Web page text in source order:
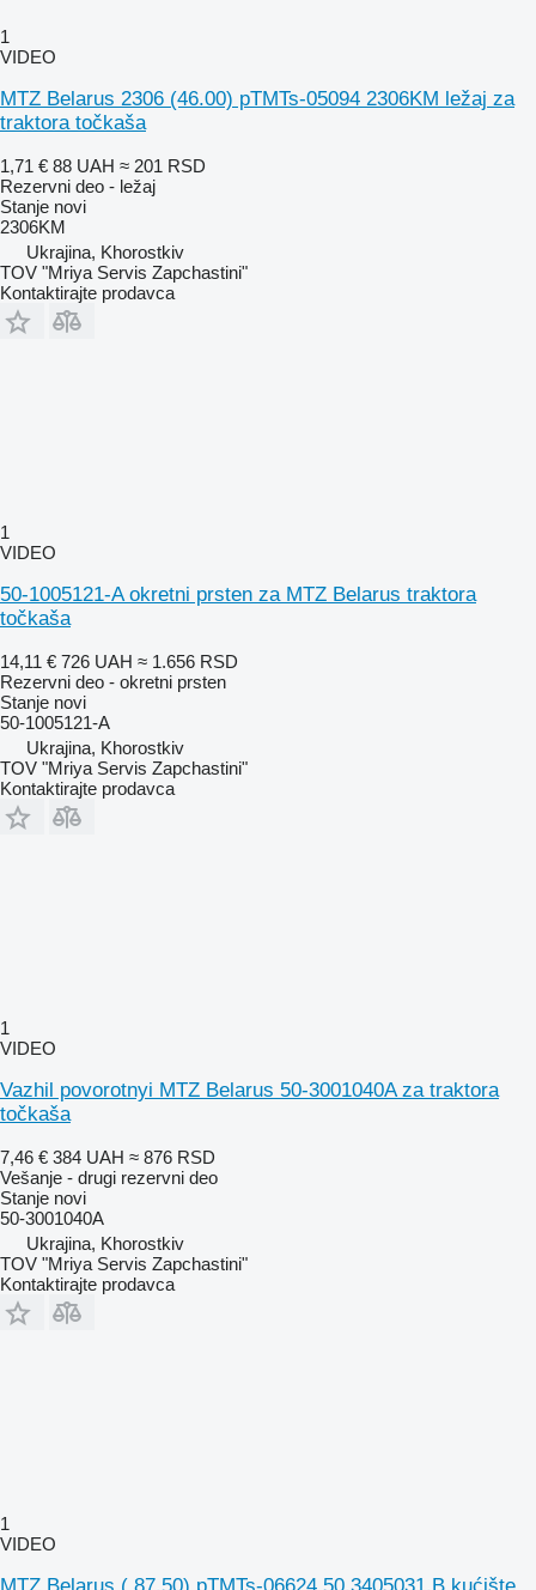
1
VIDEO
MTZ Belarus 2306 (46.00) pTMTs-05094 2306KM ležaj za
traktora točkaša
1,71 € 88 UAH ≈ 201 RSD
Rezervni deo - ležaj
Stanje novi
2306KM
Ukrajina, Khorostkiv
TOV "Mriya Servis Zapchastini"
Kontaktirajte prodavca
1
VIDEO
50-1005121-A okretni prsten za MTZ Belarus traktora
točkaša
14,11 € 726 UAH ≈ 1.656 RSD
Rezervni deo - okretni prsten
Stanje novi
50-1005121-А
Ukrajina, Khorostkiv
TOV "Mriya Servis Zapchastini"
Kontaktirajte prodavca
1
VIDEO
Vazhil povorotnyi MTZ Belarus 50-3001040A za traktora
točkaša
7,46 € 384 UAH ≈ 876 RSD
Vešanje - drugi rezervni deo
Stanje novi
50-3001040А
Ukrajina, Khorostkiv
TOV "Mriya Servis Zapchastini"
Kontaktirajte prodavca
1
VIDEO
MTZ Belarus ( 87.50) pTMTs-06624 50.3405031.B kućište